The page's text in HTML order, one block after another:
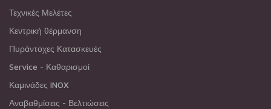
Τεχνικές Μελέτες
Κεντρική θέρμανση
Πυράντοχες Κατασκευές
Service - Καθαρισμοί
Καμινάδες INOX
Αναβαθμίσεις - Βελτιώσεις